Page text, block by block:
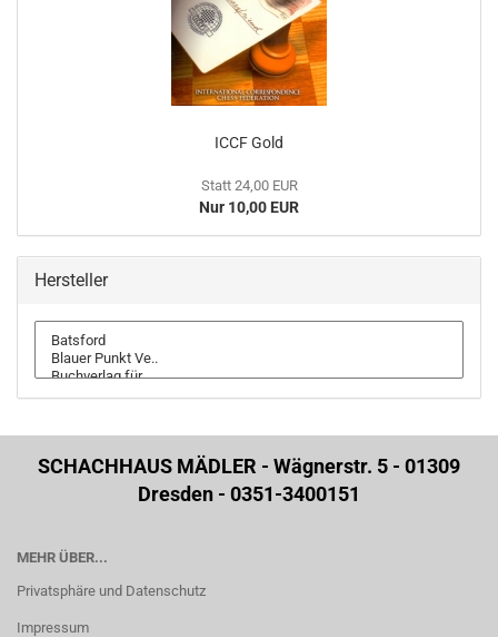
ICCF Gold
Statt 24,00 EUR
Nur 10,00 EUR
Hersteller
SCHACHHAUS MÄDLER - Wägnerstr. 5 - 01309
Dresden - 0351-3400151
MEHR ÜBER...
Privatsphäre und Datenschutz
Impressum